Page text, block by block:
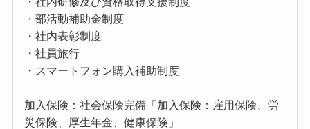
・部活動補助金制度
・社内表彰制度
・社員旅行
・スマートフォン購入補助制度
加入保険：社会保険完備「加入保険：雇用保険、労
災保険、厚生年金、健康保険」